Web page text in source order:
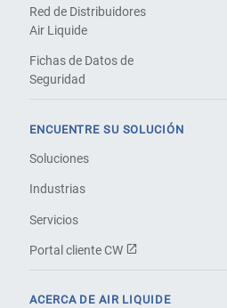
Red de Distribuidores
Air Liquide
Fichas de Datos de
Seguridad
ENCUENTRE SU SOLUCIÓN
Soluciones
Industrias
Servicios
Portal cliente CW
ACERCA DE AIR LIQUIDE